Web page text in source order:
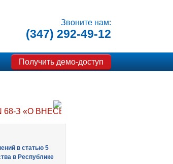
Звоните нам:
(347) 292-49-12
Получить демо-доступ
68-З «О ВНЕСЕНИИ ИЗМЕНЕНИЙ В
в статью 5
в Республике